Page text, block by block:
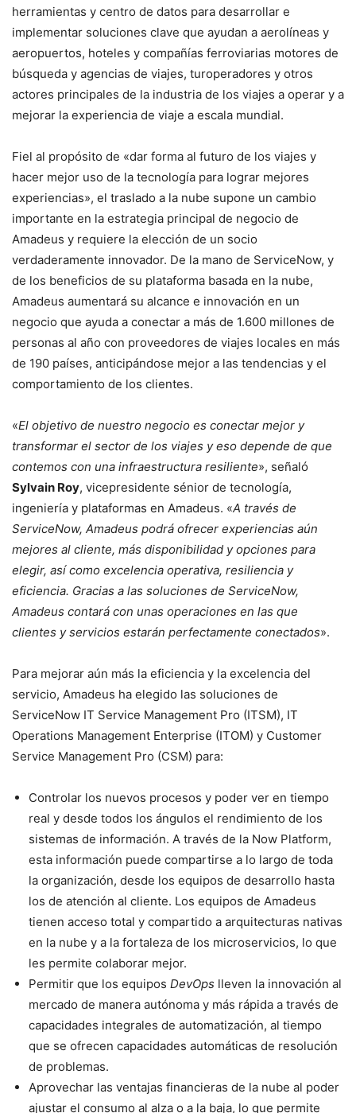
herramientas y centro de datos para desarrollar e
implementar soluciones clave que ayudan a aerolíneas y
aeropuertos, hoteles y compañías ferroviarias motores de
búsqueda y agencias de viajes, turoperadores y otros
actores principales de la industria de los viajes a operar y a
mejorar la experiencia de viaje a escala mundial.
Fiel al propósito de «dar forma al futuro de los viajes y
hacer mejor uso de la tecnología para lograr mejores
experiencias», el traslado a la nube supone un cambio
importante en la estrategia principal de negocio de
Amadeus y requiere la elección de un socio
verdaderamente innovador. De la mano de ServiceNow, y
de los beneficios de su plataforma basada en la nube,
Amadeus aumentará su alcance e innovación en un
negocio que ayuda a conectar a más de 1.600 millones de
personas al año con proveedores de viajes locales en más
de 190 países, anticipándose mejor a las tendencias y el
comportamiento de los clientes.
«El objetivo de nuestro negocio es conectar mejor y
transformar el sector de los viajes y eso depende de que
contemos con una infraestructura resiliente», señaló
Sylvain Roy, vicepresidente sénior de tecnología,
ingeniería y plataformas en Amadeus. «A través de
ServiceNow, Amadeus podrá ofrecer experiencias aún
mejores al cliente, más disponibilidad y opciones para
elegir, así como excelencia operativa, resiliencia y
eficiencia. Gracias a las soluciones de ServiceNow,
Amadeus contará con unas operaciones en las que
clientes y servicios estarán perfectamente conectados».
Para mejorar aún más la eficiencia y la excelencia del
servicio, Amadeus ha elegido las soluciones de
ServiceNow IT Service Management Pro (ITSM), IT
Operations Management Enterprise (ITOM) y Customer
Service Management Pro (CSM) para:
Controlar los nuevos procesos y poder ver en tiempo
real y desde todos los ángulos el rendimiento de los
sistemas de información. A través de la Now Platform,
esta información puede compartirse a lo largo de toda
la organización, desde los equipos de desarrollo hasta
los de atención al cliente. Los equipos de Amadeus
tienen acceso total y compartido a arquitecturas nativas
en la nube y a la fortaleza de los microservicios, lo que
les permite colaborar mejor.
Permitir que los equipos DevOps lleven la innovación al
mercado de manera autónoma y más rápida a través de
capacidades integrales de automatización, al tiempo
que se ofrecen capacidades automáticas de resolución
de problemas.
Aprovechar las ventajas financieras de la nube al poder
ajustar el consumo al alza o a la baja, lo que permite